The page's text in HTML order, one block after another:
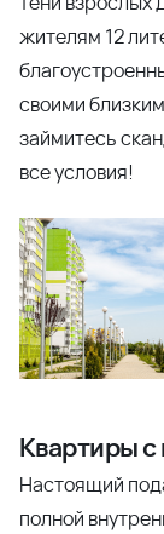
жителям 12
своими
займитесь
все условия!
Квартиры
Настоящий
полной